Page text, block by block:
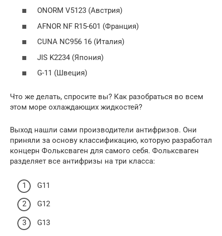
ONORM V5123 (Австрия)
AFNOR NF R15-601 (Франция)
CUNA NC956 16 (Италия)
JIS K2234 (Япония)
G-11 (Швеция)
Что же делать, спросите вы? Как разобраться во всем
этом море охлаждающих жидкостей?
Выход нашли сами производители антифризов. Они
приняли за основу классификацию, которую разработал
концерн Фольксваген для самого себя. Фольксваген
разделяет все антифризы на три класса:
G11
G12
G13